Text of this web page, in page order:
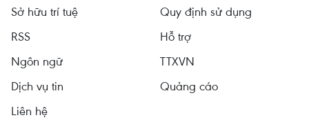
Sở hữu trí tuệ
Quy định sử dụng
RSS
Hỗ trợ
Ngôn ngữ
TTXVN
Dịch vụ tin
Quảng cáo
Liên hệ